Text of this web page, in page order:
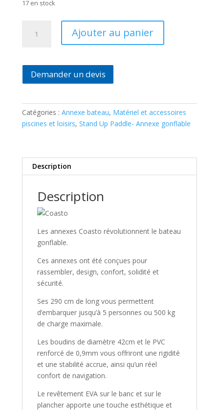
17 en stock
bateau
Coasto
290
–
290
–
Light
Ajouter au panier
Demander un devis
Catégories : Annexe bateau, Matériel et accessoires
piscines et loisirs, Stand Up Paddle- Annexe gonflable
Description
Description
Les annexes Coasto révolutionnent le bateau
gonflable.
Ces annexes ont été conçues pour
rassembler, design, confort, solidité et
sécurité.
Ses 290 cm de long vous permettent
d’embarquer jusqu’à 5 personnes ou 500 kg
de charge maximale.
Les boudins de diamètre 42cm et le PVC
renforcé de 0,9mm vous offriront une rigidité
et une stabilité accrue, ainsi qu’un réel
confort de navigation.
Le revêtement EVA sur le banc et sur le
plancher apporte une touche esthétique et